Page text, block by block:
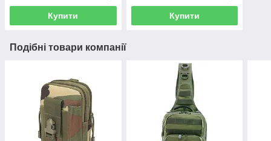
Купити Купити
Подібні товари компанії